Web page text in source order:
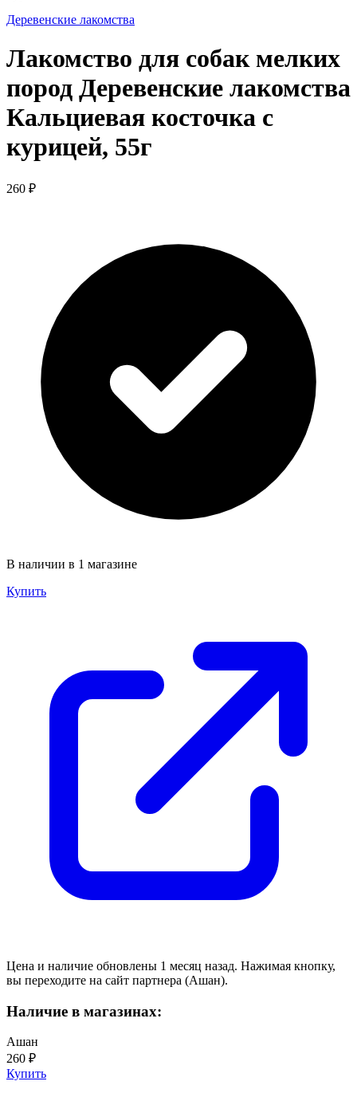
Деревенские лакомства
Лакомство для собак мелких
пород Деревенские лакомства
Кальциевая косточка с
курицей, 55г
260 ₽
В наличии в 1 магазине
Купить
Цена и наличие обновлены 1 месяц назад. Нажимая кнопку,
вы переходите на сайт партнера (Ашан).
Наличие в магазинах:
Ашан
260 ₽
Купить